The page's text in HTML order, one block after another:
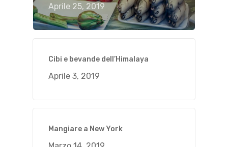
Aprile 25, 2019
Cibi e bevande dell’Himalaya
Aprile 3, 2019
Mangiare a New York